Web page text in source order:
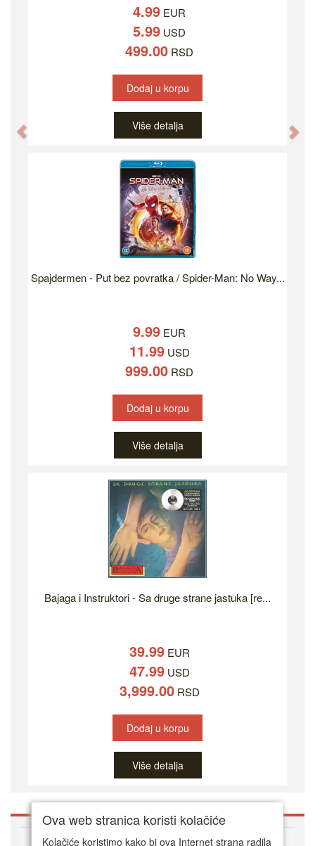
4.99 EUR
5.99 USD
499.00 RSD
Dodaj u korpu
Više detalja
Spajdermen - Put bez povratka / Spider-Man: No Way...
9.99 EUR
11.99USD
999.00 RSD
Dodaj u korpu
Više detalja
Bajaga i Instruktori - Sa druge strane jastuka [re...
39.99EUR
47.99USD
3,999.00RSD
Dodaj u korpu
Više detalja
O DVD Zoni
Ova web stranica koristi kolačiće
Kolačiće koristimo kako bi ova Internet strana radila